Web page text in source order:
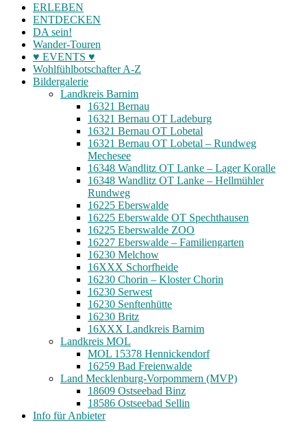
ERLEBEN
ENTDECKEN
DA sein!
Wander-Touren
♥ EVENTS ♥
Wohlfühlbotschafter A-Z
Bildergalerie
Landkreis Barnim
16321 Bernau
16321 Bernau OT Ladeburg
16321 Bernau OT Lobetal
16321 Bernau OT Lobetal – Rundweg
Mechesee
16348 Wandlitz OT Lanke – Lager Koralle
16348 Wandlitz OT Lanke – Hellmühler
Rundweg
16225 Eberswalde
16225 Eberswalde OT Spechthausen
16225 Eberswalde ZOO
16227 Eberswalde – Familiengarten
16230 Melchow
16XXX Schorfheide
16230 Chorin – Kloster Chorin
16230 Serwest
16230 Senftenhütte
16230 Britz
16XXX Landkreis Barnim
Landkreis MOL
MOL 15378 Hennickendorf
16259 Bad Freienwalde
Land Mecklenburg-Vorpommern (MVP)
18609 Ostseebad Binz
18586 Ostseebad Sellin
Info für Anbieter